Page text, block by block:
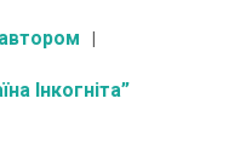
Інкогніта”